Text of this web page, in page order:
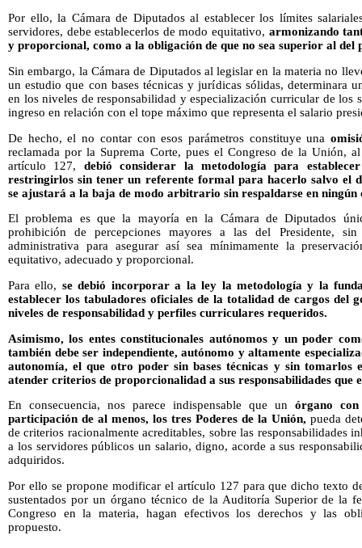
Por ello, la Cámara de Diputados al establecer los límites
servidores, debe establecerlos de modo equitativo, armonizando
y proporcional, como a la obligación de que no sea superior al del
Sin embargo, la Cámara de Diputados al legislar en la materia no
un estudio que con bases técnicas y jurídicas sólidas, determinara
en los niveles de responsabilidad y especialización curricular de los
ingreso en relación con el tope máximo que representa el salario
De hecho, el no contar con esos parámetros constituye una
reclamada por la Suprema Corte, pues el Congreso de la Unión,
artículo 127, debió considerar la metodología para
restringirlos sin tener un referente formal para hacerlo salvo el
se ajustará a la baja de modo arbitrario sin respaldarse en
El problema es que la mayoría en la Cámara de Diputados
prohibición de percepciones mayores a las del Presidente,
administrativa para asegurar así sea mínimamente la
equitativo, adecuado y proporcional.
Para ello, se debió incorporar a la ley la metodología y la
establecer los tabuladores oficiales de la totalidad de cargos del
niveles de responsabilidad y perfiles curriculares requeridos.
Asimismo, los entes constitucionales autónomos y un poder
también debe ser independiente, autónomo y altamente
autonomía, el que otro poder sin bases técnicas y sin tomarlos
atender criterios de proporcionalidad a sus responsabilidades que
En consecuencia, nos parece indispensable que un órgano
participación de al menos, los tres Poderes de la Unión, pueda
de criterios racionalmente acreditables, sobre las responsabilidades
a los servidores públicos un salario, digno, acorde a sus
adquiridos.
Por ello se propone modificar el artículo 127 para que dicho texto
sustentados por un órgano técnico de la Auditoría Superior de la
Congreso en la materia, hagan efectivos los derechos y las
propuesto.